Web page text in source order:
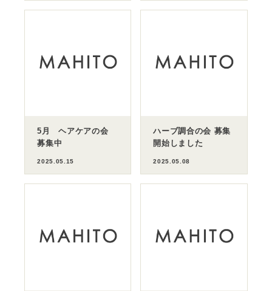
5月 ヘアケアの会
募集中
2025.05.15
ハーブ調合の会 募集
開始しました
2025.05.08